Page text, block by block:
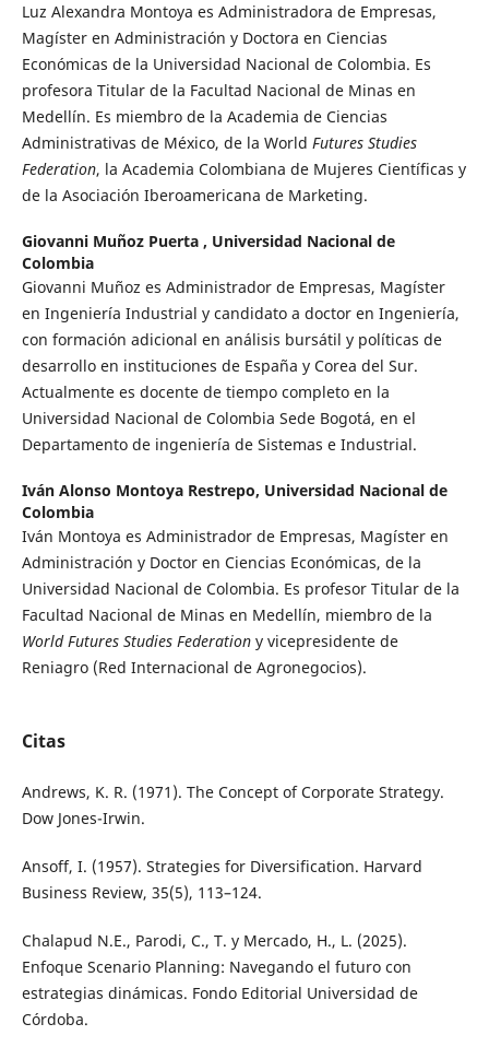
Luz Alexandra Montoya es Administradora de Empresas,
Magíster en Administración y Doctora en Ciencias
Económicas de la Universidad Nacional de Colombia. Es
profesora Titular de la Facultad Nacional de Minas en
Medellín. Es miembro de la Academia de Ciencias
Administrativas de México, de la World Futures Studies
Federation, la Academia Colombiana de Mujeres Científicas y
de la Asociación Iberoamericana de Marketing.
Giovanni Muñoz Puerta , Universidad Nacional de
Colombia
Giovanni Muñoz es Administrador de Empresas, Magíster
en Ingeniería Industrial y candidato a doctor en Ingeniería,
con formación adicional en análisis bursátil y políticas de
desarrollo en instituciones de España y Corea del Sur.
Actualmente es docente de tiempo completo en la
Universidad Nacional de Colombia Sede Bogotá, en el
Departamento de ingeniería de Sistemas e Industrial.
Iván Alonso Montoya Restrepo, Universidad Nacional de
Colombia
Iván Montoya es Administrador de Empresas, Magíster en
Administración y Doctor en Ciencias Económicas, de la
Universidad Nacional de Colombia. Es profesor Titular de la
Facultad Nacional de Minas en Medellín, miembro de la
World Futures Studies Federationy vicepresidente de
Reniagro (Red Internacional de Agronegocios).
Citas
Andrews, K. R. (1971). The Concept of Corporate Strategy.
Dow Jones-Irwin.
Ansoff, I. (1957). Strategies for Diversification. Harvard
Business Review, 35(5), 113–124.
Chalapud N.E., Parodi, C., T. y Mercado, H., L. (2025).
Enfoque Scenario Planning: Navegando el futuro con
estrategias dinámicas. Fondo Editorial Universidad de
Córdoba.